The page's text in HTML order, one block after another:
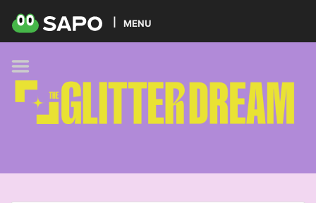
MENU
HOME
PODCAST
GLITTER BRANDS
KIDS